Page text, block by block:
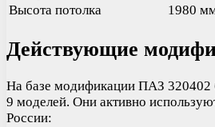
Высота потолка
1980
Действующие
На базе модификации ПАЗ 320402
9 моделей. Они активно
России: